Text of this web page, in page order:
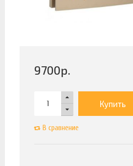
9700р.
Купить
В сравнение